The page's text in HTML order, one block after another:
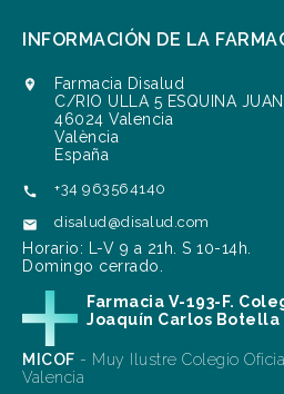
INFORMACIÓN DE LA

Farmacia Disalud
C/RIO ULLA 5 ESQUINA
46024 Valencia
València
España
 +34 963564140
 disalud@disalud.com
Horario: L-V 9 a 21h. S 10-14h.
Domingo cerrado.
Farmacia V-193-F.
Joaquín Carlos Botella
MICOF - Muy Ilustre Colegio
Valencia